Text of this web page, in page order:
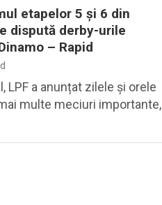
etapelor 5 și 6 din
dispută derby-urile
– Rapid
LPF a anunțat zilele și orele
multe meciuri importante,